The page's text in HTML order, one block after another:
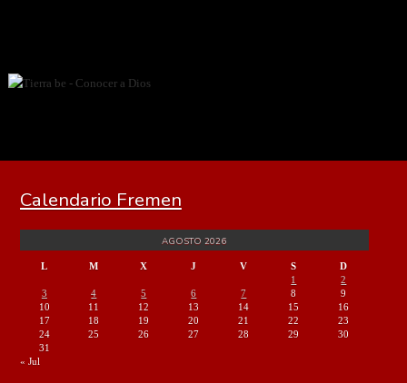
Calendario Fremen
AGOSTO 2026
L M X J V S
D
1
2
3
4 5 6 7 8
9
10
11 12 13 14 15
16
17
18 19 20 21 22
23
24
25 26 27 28 29
30
31
« Jul